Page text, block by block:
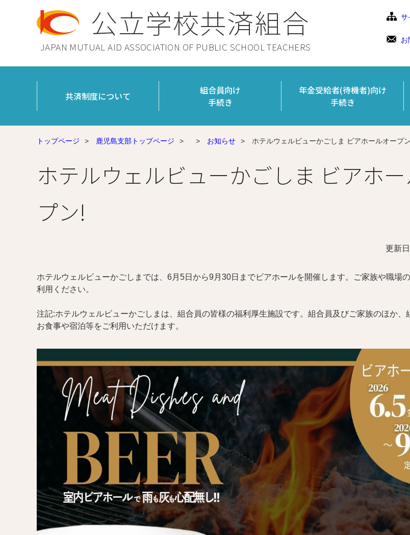
公立学校共済組合
JAPAN MUTUAL AID ASSOCIATION OF PUBLIC SCHOOL TEACHERS
サ
お
共済制度について
組合員向け
手続き
年金受給者(待機者)向け
手続き
トップページ > 鹿児島支部トップページ > > お知らせ > ホテルウェルビューかごしま ビアホールオープ
ホテルウェルビューかごしま ビアホ
プン!
更新
ホテルウェルビューかごしまでは、6月5日から9月30日までビアホールを開催します。ご家族や職場
利用ください。
注記:ホテルウェルビューかごしまは、組合員の皆様の福利厚生施設です。組合員及びご家族のほか、
お食事や宿泊等をご利用いただけます。